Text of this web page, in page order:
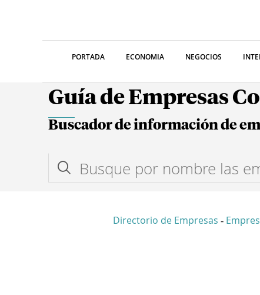
PORTADA ECONOMIA NEGOCIOS
Guía de Empresas
Buscador de información de
Directorio de Empresas -